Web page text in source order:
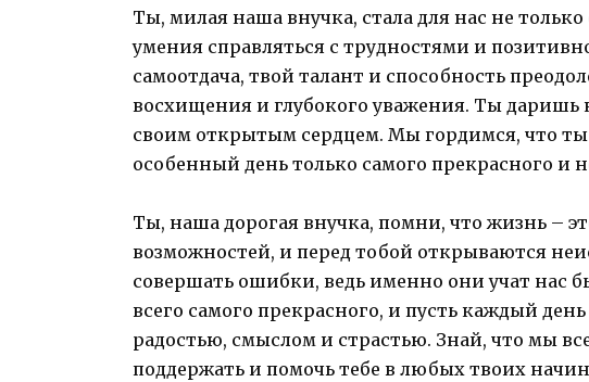
Ты, милая наша внучка, стала для нас не
умения справляться с трудностями и
самоотдача, твой талант и способность
восхищения и глубокого уважения. Ты даришь
своим открытым сердцем. Мы гордимся, что ты
особенный день только самого прекрасного и
Ты, наша дорогая внучка, помни, что жизнь –
возможностей, и перед тобой открываются
совершать ошибки, ведь именно они учат нас
всего самого прекрасного, и пусть каждый
радостью, смыслом и страстью. Знай, что мы
поддержать и помочь тебе в любых твоих